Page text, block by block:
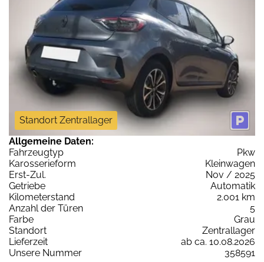
Standort Zentrallager
Allgemeine Daten:
Fahrzeugtyp
Pkw
Karosserieform
Kleinwagen
Erst-Zul.
Nov / 2025
Getriebe
Automatik
Kilometerstand
2.001 km
Anzahl der Türen
5
Farbe
Grau
Standort
Zentrallager
Lieferzeit
ab ca. 10.08.2026
Unsere Nummer
358591